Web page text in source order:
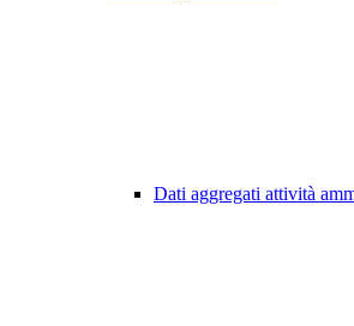
Dati aggregati attività